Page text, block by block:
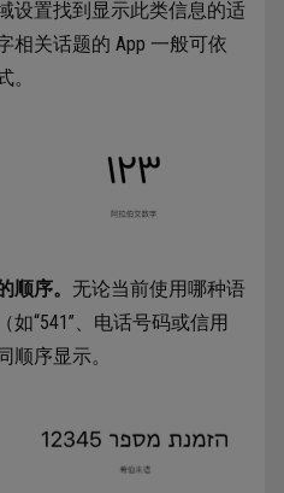
设置找到显示此类信息的适
相关话题的 App 一般可依
。
顺序。 无论当前使用哪种语
“541”、电话号码或信用
顺序显示。